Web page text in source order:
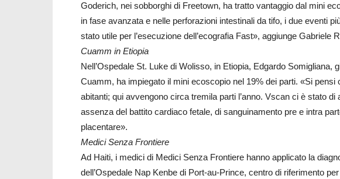
Goderich, nei sobborghi di Freetown, ha tratto vantaggio dal mini
in fase avanzata e nelle perforazioni intestinali da tifo, i due eventi
stato utile per l’esecuzione dell’ecografia Fast», aggiunge Gabriele
Cuamm in Etiopia
Nell’Ospedale St. Luke di Wolisso, in Etiopia, Edgardo Somigliana,
Cuamm, ha impiegato il mini ecoscopio nel 19% dei parti. «Si
abitanti; qui avvengono circa tremila parti l’anno. Vscan ci è stato
assenza del battito cardiaco fetale, di sanguinamento pre e intra
placentare».
Medici Senza Frontiere
Ad Haiti, i medici di Medici Senza Frontiere hanno applicato la
dell’Ospedale Nap Kenbe di Port-au-Prince, centro di riferimento